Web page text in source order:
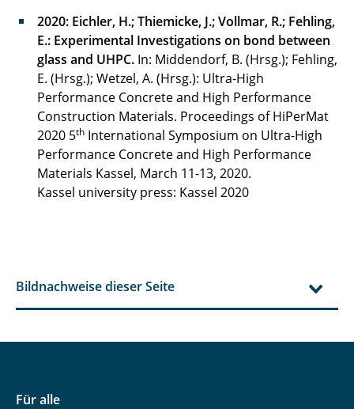
2020: Eichler, H.; Thiemicke, J.; Vollmar, R.; Fehling,
E.: Experimental Investigations on bond between
glass and UHPC. In: Middendorf, B. (Hrsg.); Fehling,
E. (Hrsg.); Wetzel, A. (Hrsg.): Ultra-High
Performance Concrete and High Performance
Construction Materials. Proceedings of HiPerMat
2020 5th International Symposium on Ultra-High
Performance Concrete and High Performance
Materials Kassel, March 11-13, 2020.
Kassel university press: Kassel 2020
Bildnachweise dieser Seite
Für alle